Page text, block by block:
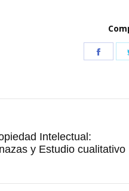
Share
Intelectual:
y Estudio cualitativo